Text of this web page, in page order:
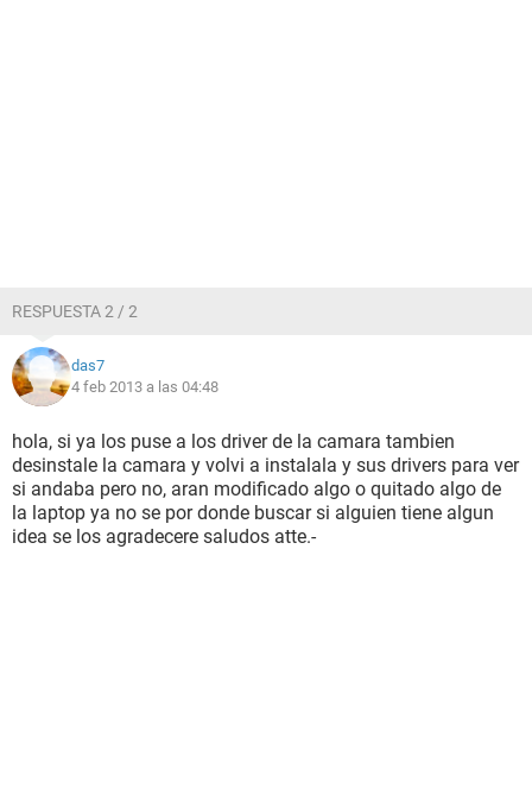
RESPUESTA 2 / 2
das7
4 feb 2013 a las 04:48
hola, si ya los puse a los driver de la camara tambien
desinstale la camara y volvi a instalala y sus drivers para ver
si andaba pero no, aran modificado algo o quitado algo de
la laptop ya no se por donde buscar si alguien tiene algun
idea se los agradecere saludos atte.-